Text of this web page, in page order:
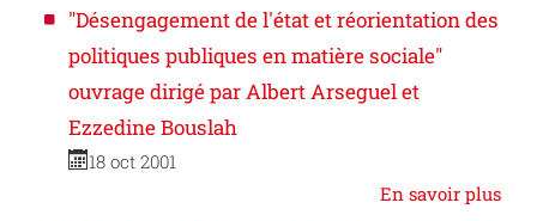
"Désengagement de l'état et réorientation des
politiques publiques en matière sociale"
ouvrage dirigé par Albert Arseguel et
Ezzedine Bouslah
18 oct 2001
En savoir plus